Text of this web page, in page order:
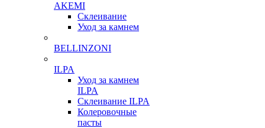
AKEMI
Склеивание
Уход за камнем
BELLINZONI
ILPA
Уход за камнем
ILPA
Склеивание ILPA
Колеровочные
пасты